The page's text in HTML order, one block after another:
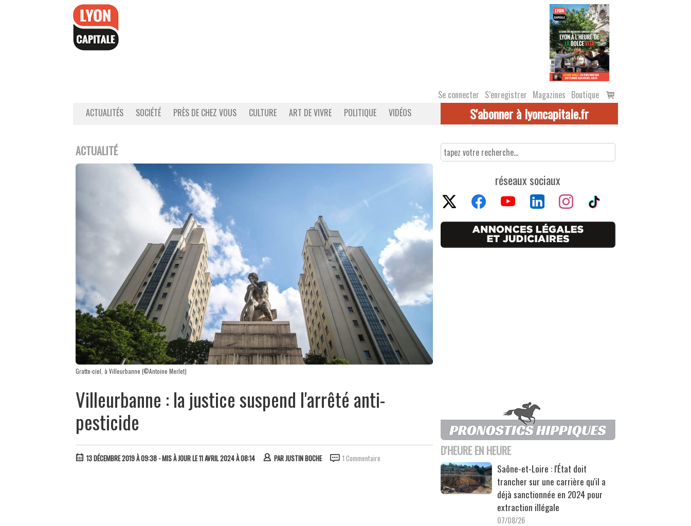
Se connecter S’enregistrer Magazines Boutique
Voir
le
ACTUALITÉS SOCIÉTÉ PRÈS DE CHEZ VOUS CULTURE ART DE VIVRE POLITIQUE VIDÉOS S'abonner à lyoncapitale.fr
ACTUALITÉ
Gratte-ciel, à Villeurbanne (©Antoine Merlet)
Villeurbanne : la justice suspend l'arrêté anti-
pesticide
13 DÉCEMBRE 2019 À 09:38 - MIS À JOUR LE 11 AVRIL 2024 À 08:14 PARJUSTIN BOCHE 1 Commentaire
réseaux sociaux
D'HEURE EN HEURE
Saône-et-Loire : l'État doit
trancher sur une carrière qu'il a
déjà sanctionnée en 2024 pour
extraction illégale
07/08/26